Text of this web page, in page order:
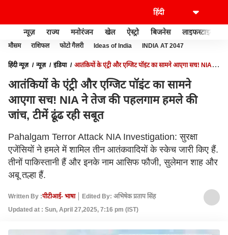
न्यूज़ राज्य मनोरंजन खेल ऐस्ट्रो बिजनेस लाइफस्टाइल
मौसम राशिफल फोटो गैलरी Ideas of India INDIA AT 2047
हिंदी न्यूज़ न्यूज़ इंडिया
आतंकियों के एंट्री और एग्जिट पॉइंट का सामने आएगा सच! NIA ने
आतंकियों के एंट्री और एग्जिट पॉइंट का सामने
आएगा सच! NIA ने तेज की पहलगाम हमले की
जांच, टीमें ढूंढ रही सबूत
Pahalgam Terror Attack NIA Investigation: सुरक्षा
एजेंसियों ने हमले में शामिल तीन आतंकवादियों के स्केच जारी किए हैं.
तीनों पाकिस्तानी हैं और इनके नाम आसिफ फौजी, सुलेमान शाह और
अबू तल्हा हैं.
Written By :पीटीआई- भाषा
Edited By: अभिषेक प्रताप सिंह
Updated at : Sun, April 27,2025, 7:16 pm (IST)